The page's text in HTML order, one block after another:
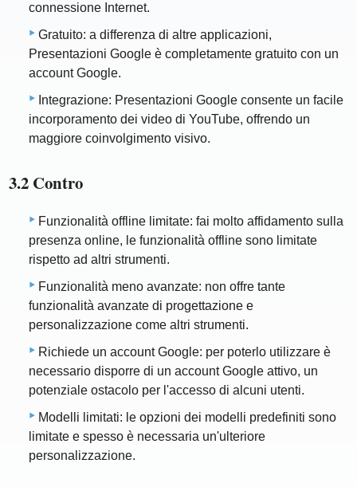
connessione Internet.
Gratuito: a differenza di altre applicazioni,
Presentazioni Google è completamente gratuito con un
account Google.
Integrazione: Presentazioni Google consente un facile
incorporamento dei video di YouTube, offrendo un
maggiore coinvolgimento visivo.
3.2 Contro
Funzionalità offline limitate: fai molto affidamento sulla
presenza online, le funzionalità offline sono limitate
rispetto ad altri strumenti.
Funzionalità meno avanzate: non offre tante
funzionalità avanzate di progettazione e
personalizzazione come altri strumenti.
Richiede un account Google: per poterlo utilizzare è
necessario disporre di un account Google attivo, un
potenziale ostacolo per l'accesso di alcuni utenti.
Modelli limitati: le opzioni dei modelli predefiniti sono
limitate e spesso è necessaria un'ulteriore
personalizzazione.